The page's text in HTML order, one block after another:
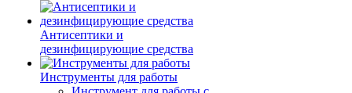
Антисептики и
дезинфицирующие средства
Инструменты для работы